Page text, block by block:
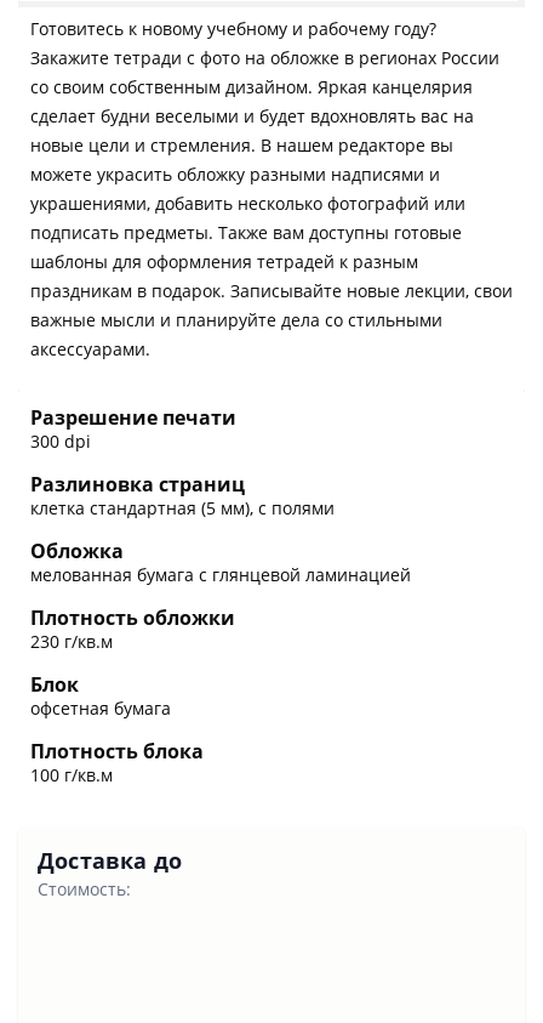
Готовитесь к новому учебному и рабочему году?
Закажите тетради с фото на обложке в регионах России
со своим собственным дизайном. Яркая канцелярия
сделает будни веселыми и будет вдохновлять вас на
новые цели и стремления. В нашем редакторе вы
можете украсить обложку разными надписями и
украшениями, добавить несколько фотографий или
подписать предметы. Также вам доступны готовые
шаблоны для оформления тетрадей к разным
праздникам в подарок. Записывайте новые лекции, свои
важные мысли и планируйте дела со стильными
аксессуарами.
Разрешение печати
300 dpi
Разлиновка страниц
клетка стандартная (5 мм), с полями
Обложка
мелованная бумага с глянцевой ламинацией
Плотность обложки
230 г/кв.м
Блок
офсетная бумага
Плотность блока
100 г/кв.м
Доставка до
Стоимость: